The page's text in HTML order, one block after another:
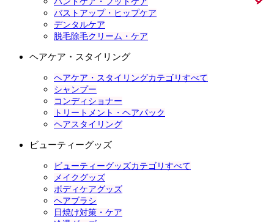
バストアップ・ヒップケア
デンタルケア
脱毛除毛クリーム・ケア
ヘアケア・スタイリング
ヘアケア・スタイリングカテゴリすべて
シャンプー
コンディショナー
トリートメント・ヘアパック
ヘアスタイリング
ビューティーグッズ
ビューティーグッズカテゴリすべて
メイクグッズ
ボディケアグッズ
ヘアブラシ
日焼け対策・ケア